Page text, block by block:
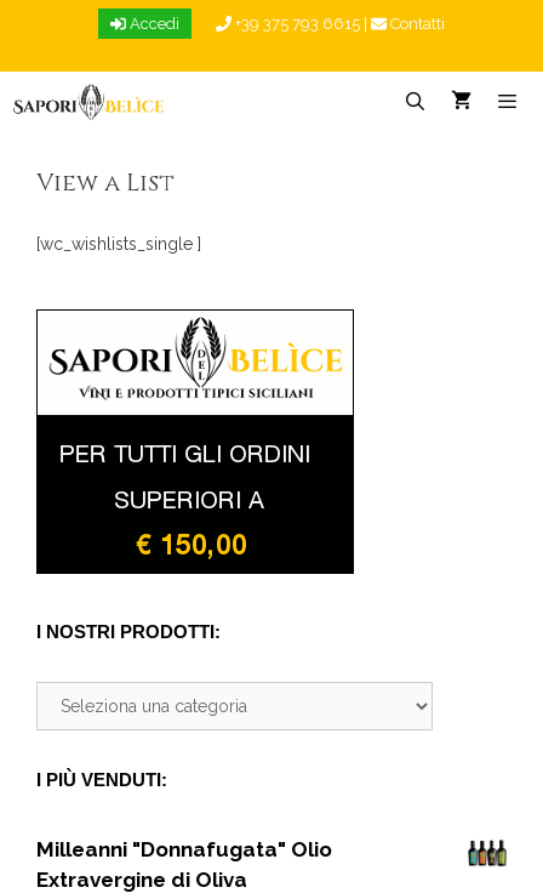
Accedi +39 375 793 6615 Contatti
View a List
[wc_wishlists_single ]
I NOSTRI PRODOTTI:
I PIÙ VENDUTI:
Milleanni "Donnafugata" Olio
Extravergine di Oliva